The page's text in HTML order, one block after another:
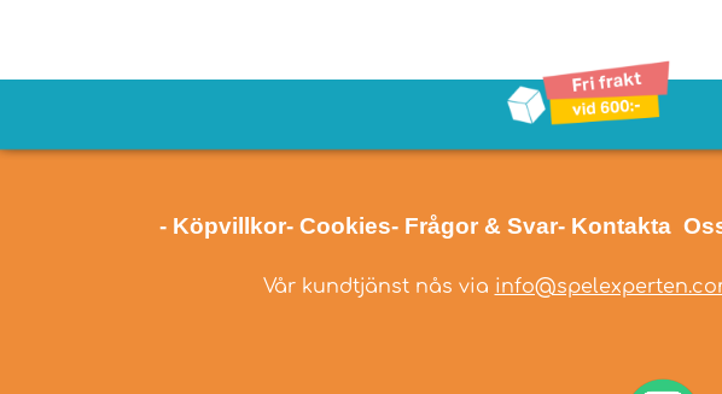
- Köpvillkor- Cookies- Frågor & Svar- Kontakta
Vår kundtjänst nås via